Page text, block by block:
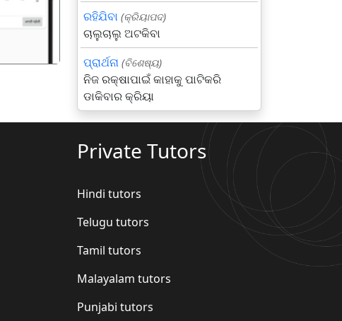
ରହିଯିବା (କ୍ରିୟାପଦ)
ଚାଲୁଚାଲୁ ଅଟକିବା
ପ୍ରାର୍ଥନା (ବିଶେଷ୍ୟ)
ନିଜ ରକ୍ଷାପାଇଁ କାହାକୁ ପାଟିକରି
ଡାକିବାର କ୍ରିୟା
Private Tutors
Hindi tutors
Telugu tutors
Tamil tutors
Malayalam tutors
Punjabi tutors